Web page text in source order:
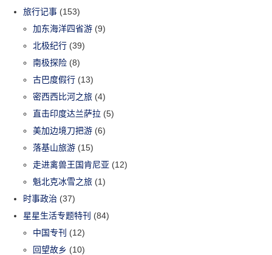
旅行记事 (153)
加东海洋四省游 (9)
北极纪行 (39)
南极探险 (8)
古巴度假行 (13)
密西西比河之旅 (4)
直击印度达兰萨拉 (5)
美加边境刀把游 (6)
落基山旅游 (15)
走进禽兽王国肯尼亚 (12)
魁北克冰雪之旅 (1)
时事政治 (37)
星星生活专题特刊 (84)
中国专刊 (12)
回望故乡 (10)